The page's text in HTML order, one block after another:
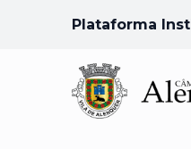
Plataforma